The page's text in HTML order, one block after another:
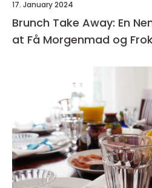
17. January 2024
Brunch Take Away: En
at Få Morgenmad og